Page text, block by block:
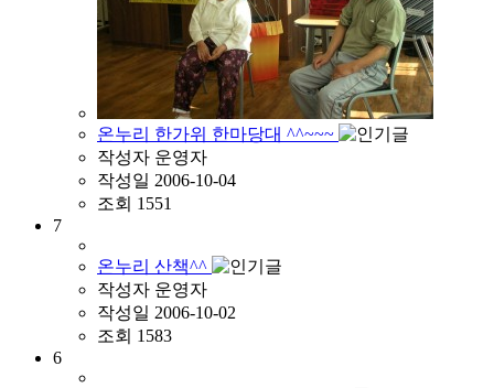
온누리 한가위 한마당대 ^^~~~
작성자 운영자
작성일 2006-10-04
조회 1551
7
온누리 산책^^
작성자 운영자
작성일 2006-10-02
조회 1583
6